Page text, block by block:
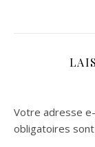
Votre adresse
obligatoires